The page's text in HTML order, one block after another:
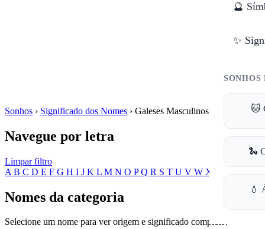
🔮
✨
SONHOS
🐱
🐍
💧
Sonhos › Significado dos Nomes › Galeses Masculinos
Navegue por letra
Limpar filtro
A B C D E F G H I J K L M N O PQ R S T U V W X
Nomes da categoria
Selecione um nome para ver origem e significado completo.